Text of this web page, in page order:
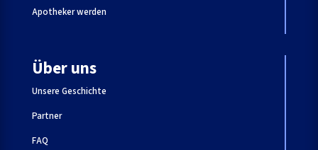
Apotheker werden
Über uns
Unsere Geschichte
Partner
FAQ